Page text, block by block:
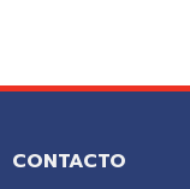
CONTACTO